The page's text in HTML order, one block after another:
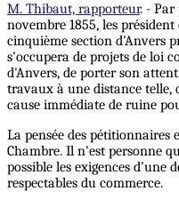
M. Thibaut, rapporteur. - Par
novembre 1855, les
cinquième section d'Anvers
s'occupera de projets de loi
d'Anvers, de porter son
travaux à une distance telle,
cause immédiate de ruine
La pensée des pétitionnaires
Chambre. Il n'est personne
possible les exigences d'une
respectables du commerce.